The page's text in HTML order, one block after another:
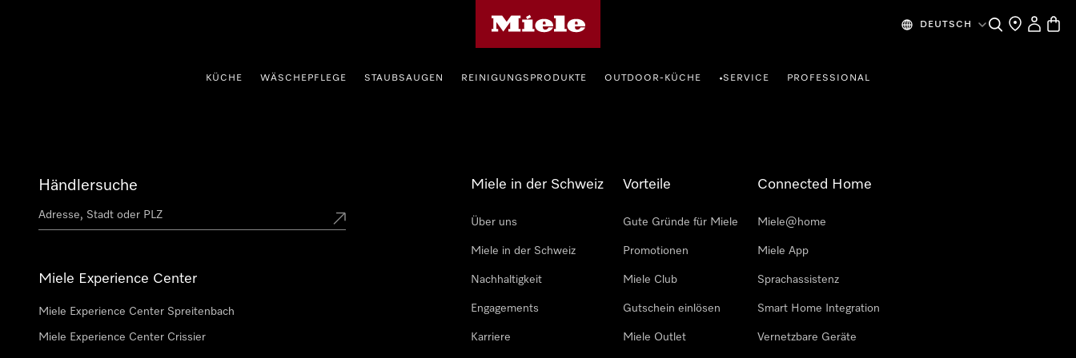
DEUTSCH SucheHändlersuche
Mein
KÜCHE WÄSCHEPFLEGE STAUBSAUGEN REINIGUNGSPRODUKTE OUTDOOR-KÜCHE •SERVICE PROFESSIONAL
Händlersuche
Miele Experience Center
Miele Experience Center Spreitenbach
Miele Experience Center Crissier
Miele in der Schweiz
Über uns
Miele in der Schweiz
Nachhaltigkeit
Engagements
Karriere
Vorteile
Gute Gründe für Miele
Promotionen
Miele Club
Gutschein einlösen
Miele Outlet
Connected Home
Miele@home
Miele App
Sprachassistenz
Smart Home Integration
Vernetzbare Geräte